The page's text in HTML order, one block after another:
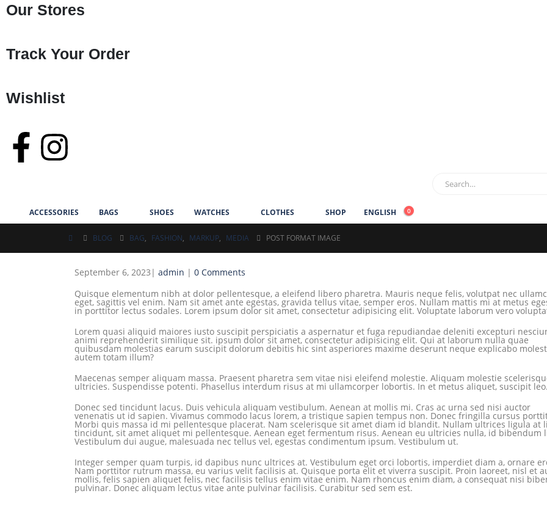
Our Stores
Track Your Order
Wishlist
ACCESSORIES BAGS SHOES WATCHES CLOTHES SHOP ENGLISH 0
BLOG BAG, FASHION, MARKUP, MEDIA POST FORMAT IMAGE
September 6, 2023 admin
0 Comments
Quisque elementum nibh at dolor pellentesque, a eleifend libero pharetra. Mauris neque felis, volutpat nec
eget, sagittis vel enim. Nam sit amet ante egestas, gravida tellus vitae, semper eros. Nullam mattis mi at metus
in porttitor lectus sodales. Lorem ipsum dolor sit amet, consectetur adipisicing elit. Voluptate laborum vero
Lorem quasi aliquid maiores iusto suscipit perspiciatis a aspernatur et fuga repudiandae deleniti excepturi
animi reprehenderit similique sit. ipsum dolor sit amet, consectetur adipisicing elit. Qui at laborum nulla quae
quibusdam molestias earum suscipit dolorum debitis hic sint asperiores maxime deserunt neque explicabo
autem totam illum?
Maecenas semper aliquam massa. Praesent pharetra sem vitae nisi eleifend molestie. Aliquam molestie
ultricies. Suspendisse potenti. Phasellus interdum risus at mi ullamcorper lobortis. In et metus aliquet, suscipit leo.
Donec sed tincidunt lacus. Duis vehicula aliquam vestibulum. Aenean at mollis mi. Cras ac urna sed nisi auctor
venenatis ut id sapien. Vivamus commodo lacus lorem, a tristique sapien tempus non. Donec fringilla cursus
Morbi quis massa id mi pellentesque placerat. Nam scelerisque sit amet diam id blandit. Nullam ultrices ligula at
tincidunt, sit amet aliquet mi pellentesque. Aenean eget fermentum risus. Aenean eu ultricies nulla, id bibendum
Vestibulum dui augue, malesuada nec tellus vel, egestas condimentum ipsum. Vestibulum ut.
Integer semper quam turpis, id dapibus nunc ultrices at. Vestibulum eget orci lobortis, imperdiet diam a, ornare
Nam porttitor rutrum massa, eu varius velit facilisis at. Quisque porta elit et viverra suscipit. Proin laoreet, nisl et
mollis, felis sapien aliquet felis, nec facilisis tellus enim vitae enim. Nam rhoncus enim diam, a consequat nisi
pulvinar. Donec aliquam lectus vitae ante pulvinar facilisis. Curabitur sed sem est.